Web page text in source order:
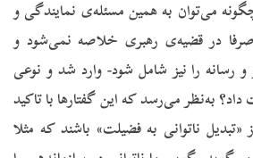
می‌توان به همین مسئله‌ی نمایندگی و
صرفا در قضیه‌ی رهبری خلاصه نمی‌شود و
و رسانه را نیز شامل شود- وارد شد و نوعی
به‌نظر می‌رسد که این گفتارها با تاکید
ناتوانی به فضیلت» باشند که مثلا